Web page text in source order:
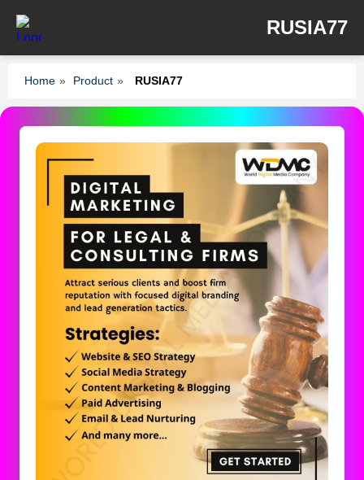
RUSIA77
Home » Product » RUSIA77